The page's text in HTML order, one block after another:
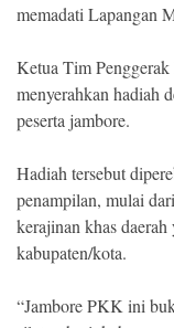
©
Copyright
2026
NETRAL
Right
Reserved
memadati Lapangan
Ketua Tim
menyerahkan hadiah
peserta jambore.
Hadiah tersebut
penampilan, mulai
kerajinan khas
kabupaten/kota.
“Jambore PKK ini